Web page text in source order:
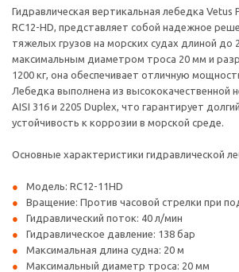
Гидравлическая вертикальная лебедка Vetus
RC12-HD, представляет собой надежное
тяжелых грузов на морских судах длиной до
максимальным диаметром троса 20 мм и
1200 кг, она обеспечивает отличную
Лебедка выполнена из высококачественной
AISI 316 и 2205 Duplex, что гарантирует
устойчивость к коррозии в морской среде.
Основные характеристики гидравлической
Модель: RC12-11HD
Вращение: Против часовой стрелки при
Гидравлический поток: 40 л/мин
Гидравлическое давление: 138 бар
Максимальная длина судна: 20 м
Максимальный диаметр троса: 20 мм